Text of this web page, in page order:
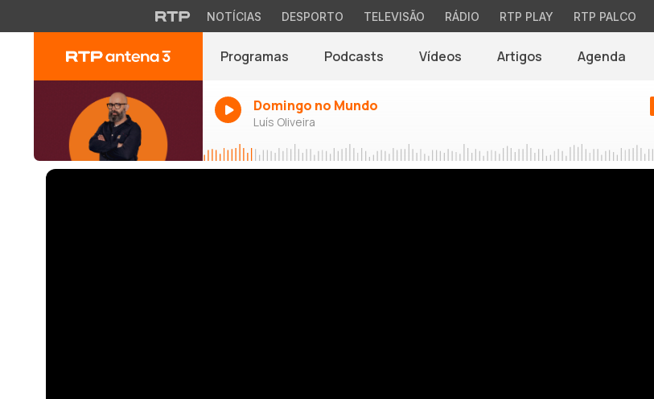
NOTÍCIAS DESPORTO TELEVISÃO RÁDIO RTP PLAY RTP PALCO
Programas Podcasts Vídeos Artigos Agenda
Domingo no Mundo
Luís Oliveira